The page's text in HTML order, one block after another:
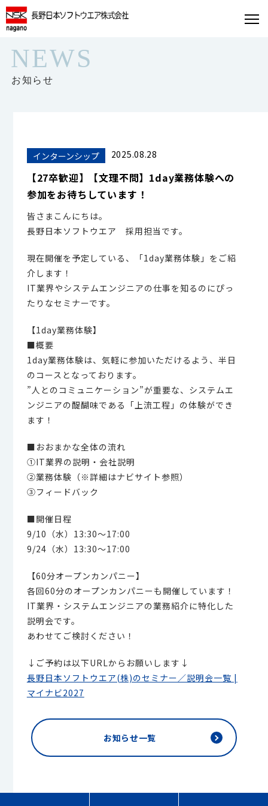
NEWS
お知らせ
インターンシップ 2025.08.28
【27卒歓迎】【文理不問】1day業務体験への
参加をお待ちしています！
皆さまこんにちは。
長野日本ソフトウエア 採用担当です。
現在開催を予定している、「1day業務体験」をご紹
介します！
IT業界やシステムエンジニアの仕事を知るのにぴっ
たりなセミナーです。
【1day業務体験】
■概要
1day業務体験は、気軽に参加いただけるよう、半日
のコースとなっております。
”人とのコミュニケーション”が重要な、システムエ
ンジニアの醍醐味である「上流工程」の体験ができ
ます！
■おおまかな全体の流れ
①IT業界の説明・会社説明
②業務体験（※詳細はナビサイト参照）
③フィードバック
■開催日程
9/10（水）13:30～17:00
9/24（水）13:30～17:00
【60分オープンカンパニー】
各回60分のオープンカンパニーも開催しています！
IT業界・システムエンジニアの業務紹介に特化した
説明会です。
あわせてご検討ください！
↓ご予約は以下URLからお願いします↓
長野日本ソフトウエア(株)のセミナー／説明会一覧 |
マイナビ2027
お知らせ一覧